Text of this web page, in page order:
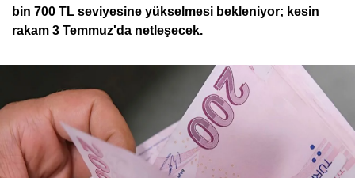
bin 700 TL seviyesine yükselmesi bekleniyor; kesin
rakam 3 Temmuz'da netleşecek.